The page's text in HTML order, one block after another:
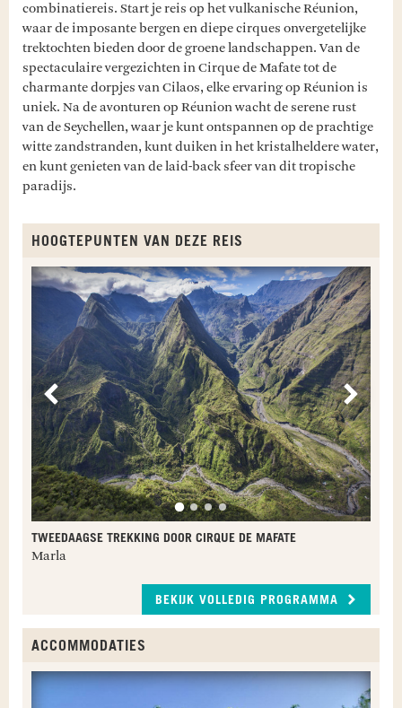
combinatiereis. Start je reis op het vulkanische Réunion,
waar de imposante bergen en diepe cirques onvergetelijke
trektochten bieden door de groene landschappen. Van de
spectaculaire vergezichten in Cirque de Mafate tot de
charmante dorpjes van Cilaos, elke ervaring op Réunion is
uniek. Na de avonturen op Réunion wacht de serene rust
van de Seychellen, waar je kunt ontspannen op de prachtige
witte zandstranden, kunt duiken in het kristalheldere water,
en kunt genieten van de laid-back sfeer van dit tropische
paradijs.
HOOGTEPUNTEN VAN DEZE REIS
Vorige
TWEEDAAGSE TREKKING DOOR CIRQUE DE MAFATE
Marla
BEKIJK VOLLEDIG PROGRAMMA
ACCOMMODATIES